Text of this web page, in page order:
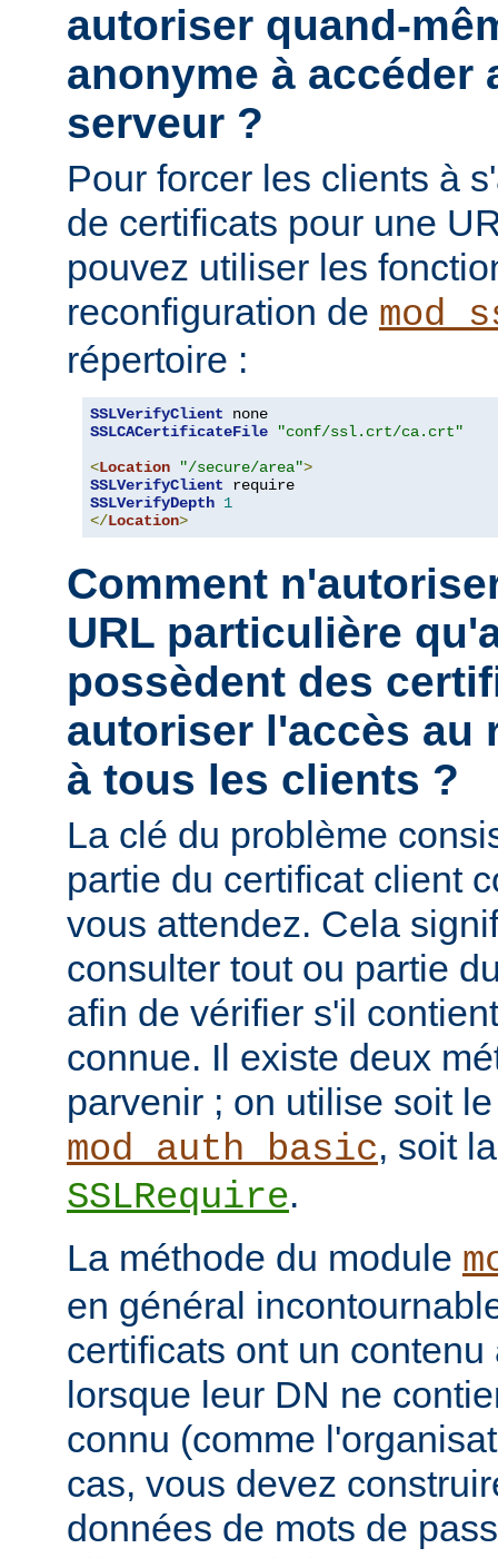
autoriser quand-
anonyme à accéder
serveur ?
Pour forcer les clients à
de certificats pour une
pouvez utiliser les
reconfiguration de
répertoire :
SSLVerifyClient
SSLCACertificateFile
"conf/ssl.crt/ca.crt"
<Location "/secure/area">
SSLVerifyClient
SSLVerifyDepth 1
</Location>
Comment
URL particulière
possèdent des
autoriser l'accès au
à tous les clients ?
La clé du problème
partie du certificat client
vous attendez. Cela
consulter tout ou partie
afin de vérifier s'il
connue. Il existe deux
parvenir ; on utilise soit
mod_auth_basic, soit
SSLRequire.
La méthode du module
en général
certificats ont un contenu
lorsque leur DN ne
connu (comme
cas, vous devez
données de mots de